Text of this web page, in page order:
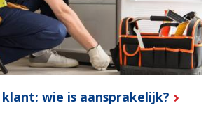
klant: wie is aansprakelijk?